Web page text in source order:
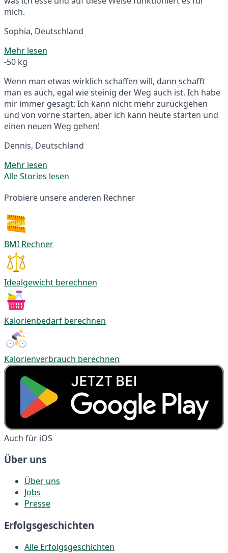
mich.
Sophia, Deutschland
Mehr lesen
-50 kg
Wenn man etwas wirklich schaffen will, dann schafft
man es auch, egal wie steinig der Weg auch ist. Ich habe
mir immer gesagt: Ich kann nicht mehr zurückgehen
und von vorne starten, aber ich kann heute starten und
einen neuen Weg gehen!
Dennis, Deutschland
Mehr lesen
Alle Stories lesen
Probiere unsere anderen Rechner
BMI Rechner
Idealgewicht berechnen
Kalorienbedarf berechnen
Kalorienverbrauch berechnen
Auch für iOS
Über uns
Über uns
Jobs
Presse
Erfolgsgeschichten
Alle Erfolgsgeschichten